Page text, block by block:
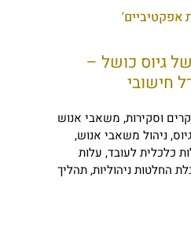
אפקטיביים'
גיוס כושל –
חישובי
וסקירות, משאבי אנוש
,ניהול משאבי אנוש,
כלכלית לעובד, עלות
החלטות ניהוליות,תהליך